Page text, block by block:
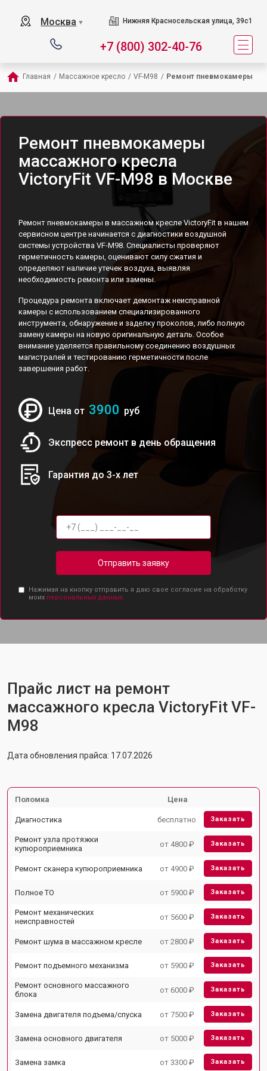
Москва ▼ Нижняя Красносельская улица, 39с1
+7 (800) 302-40-76
Главная / Массажное кресло / VF-M98 / Ремонт пневмокамеры
Ремонт пневмокамеры
массажного кресла
VictoryFit VF-M98 в Москве
Ремонт пневмокамеры в массажном кресле VictoryFit в нашем
сервисном центре начинается с диагностики воздушной
системы устройства VF-M98. Специалисты проверяют
герметичность камеры, оценивают силу сжатия и
определяют наличие утечек воздуха, выявляя
необходимость ремонта или замены.
Процедура ремонта включает демонтаж неисправной
камеры с использованием специализированного
инструмента, обнаружение и заделку проколов, либо полную
замену камеры на новую оригинальную деталь. Особое
внимание уделяется правильному соединению воздушных
магистралей и тестированию герметичности после
завершения работ.
Цена от 3900 руб
Экспресс ремонт в день обращения
Гарантия до 3-х лет
Отправить заявку
Нажимая на кнопку отправить я даю свое согласие на обработку
моих персональных данных.
Прайс лист на ремонт
массажного кресла VictoryFit VF-
M98
Дата обновления прайса: 17.07.2026
Поломка Цена
Диагностика бесплатно Заказать
Ремонт узла протяжки
купюроприемника
от 4800 ₽ Заказать
Ремонт сканера купюроприемника от 4900 ₽ Заказать
Полное ТО от 5900 ₽ Заказать
Ремонт механических
неисправностей
от 5600 ₽ Заказать
Ремонт шума в массажном кресле от 2800 ₽ Заказать
Ремонт подъемного механизма от 5900 ₽ Заказать
Ремонт основного массажного
блока
от 6000 ₽ Заказать
Замена двигателя подъема/спуска от 7500 ₽ Заказать
Замена основного двигателя от 5000 ₽ Заказать
Замена замка от 3300 ₽ Заказать